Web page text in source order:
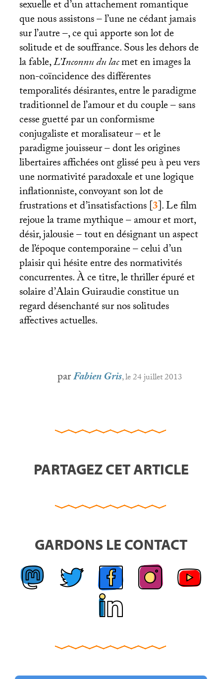
sexuelle et d’un attachement romantique
que nous assistons – l’une ne cédant jamais
sur l’autre –, ce qui apporte son lot de
solitude et de souffrance. Sous les dehors de
la fable,L’Inconnu du lacmet en images la
non-coïncidence des différentes
temporalités désirantes, entre le paradigme
traditionnel de l’amour et du couple – sans
cesse guetté par un conformisme
conjugaliste et moralisateur – et le
paradigme jouisseur – dont les origines
libertaires affichées ont glissé peu à peu vers
une normativité paradoxale et une logique
inflationniste, convoyant son lot de
frustrations et d’insatisfactions[3]. Le film
rejoue la trame mythique – amour et mort,
désir, jalousie – tout en désignant un aspect
de l’époque contemporaine – celui d’un
plaisir qui hésite entre des normativités
concurrentes. À ce titre, le thriller épuré et
solaire d’Alain Guiraudie constitue un
regard désenchanté sur nos solitudes
affectives actuelles.
parFabien Gris, le 24 juillet 2013
PARTAGEZ CET ARTICLE
GARDONS LE CONTACT